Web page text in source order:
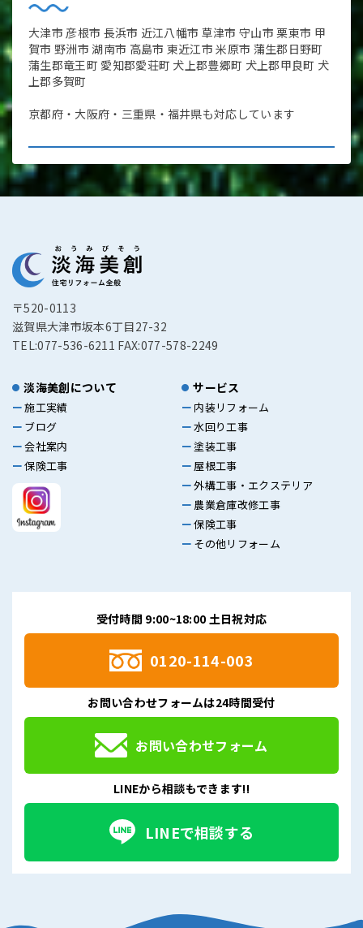
大津市 彦根市 長浜市 近江八幡市 草津市 守山市 栗東市 甲
賀市 野洲市 湖南市 高島市 東近江市 米原市 蒲生郡日野町
蒲生郡竜王町 愛知郡愛荘町 犬上郡豊郷町 犬上郡甲良町 犬
上郡多賀町
京都府・大阪府・三重県・福井県も対応しています
〒520-0113
滋賀県大津市坂本6丁目27-32
TEL:077-536-6211 FAX:077-578-2249
淡海美創について
施工実績
ブログ
会社案内
保険工事
サービス
内装リフォーム
水回り工事
塗装工事
屋根工事
外構工事・エクステリア
農業倉庫改修工事
保険工事
その他リフォーム
受付時間 9:00~18:00 土日祝対応
0120-114-003
お問い合わせフォームは24時間受付
お問い合わせフォーム
LINEから相談もできます!!
LINEで相談する